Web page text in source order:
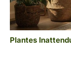
Plantes